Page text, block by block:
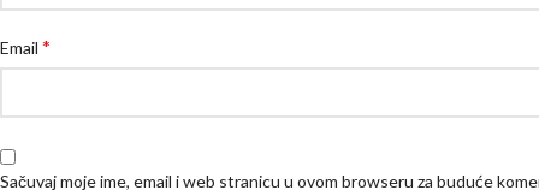
Email *
Sačuvaj moje ime, email i web stranicu u ovom browseru za buduće